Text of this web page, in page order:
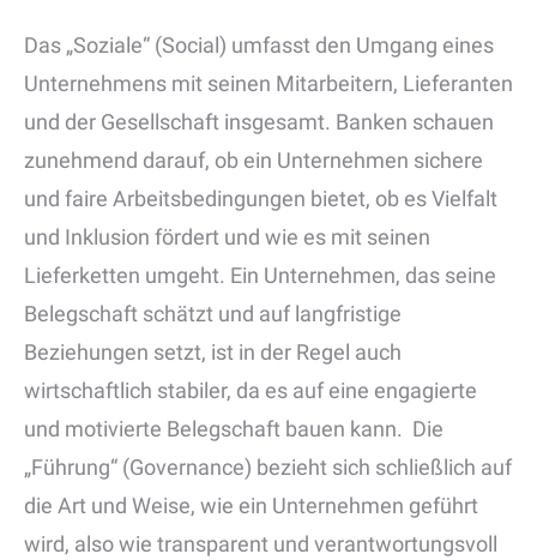
Das „Soziale“ (Social) umfasst den Umgang eines
Unternehmens mit seinen Mitarbeitern, Lieferanten
und der Gesellschaft insgesamt. Banken schauen
zunehmend darauf, ob ein Unternehmen sichere
und faire Arbeitsbedingungen bietet, ob es Vielfalt
und Inklusion fördert und wie es mit seinen
Lieferketten umgeht. Ein Unternehmen, das seine
Belegschaft schätzt und auf langfristige
Beziehungen setzt, ist in der Regel auch
wirtschaftlich stabiler, da es auf eine engagierte
und motivierte Belegschaft bauen kann. Die
„Führung“ (Governance) bezieht sich schließlich auf
die Art und Weise, wie ein Unternehmen geführt
wird, also wie transparent und verantwortungsvoll